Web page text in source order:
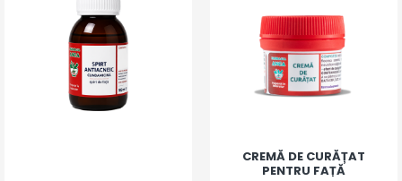
CREMĂ DE CURĂȚAT
PENTRU FAȚĂ